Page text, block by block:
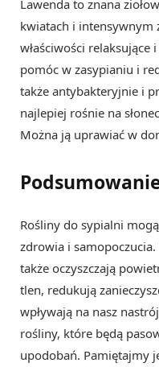
Lawenda to znana
kwiatach i intensywnym
właściwości relaksujące
pomóc w zasypianiu i
także antybakteryjnie i
najlepiej rośnie na
Można ją uprawiać w
Rośliny do sypialni
zdrowia i
także oczyszczają
tlen, redukują
wpływają na nasz
rośliny, które będą
upodobań. Pamiętajmy